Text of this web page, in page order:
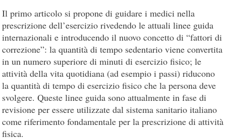
Il primo articolo si propone di guidare i medici nella
prescrizione dell’esercizio rivedendo le attuali linee guida
internazionali e introducendo il nuovo concetto di “fattori di
correzione”: la quantità di tempo sedentario viene convertita
in un numero superiore di minuti di esercizio fisico; le
attività della vita quotidiana (ad esempio i passi) riducono
la quantità di tempo di esercizio fisico che la persona deve
svolgere. Queste linee guida sono attualmente in fase di
revisione per essere utilizzate dal sistema sanitario italiano
come riferimento fondamentale per la prescrizione di attività
fisica.